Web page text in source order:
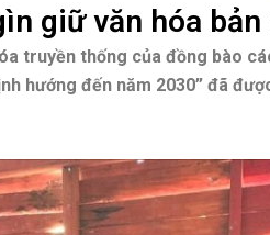
giữ văn hóa bản
truyền thống của đồng bào
hướng đến năm 2030” đã